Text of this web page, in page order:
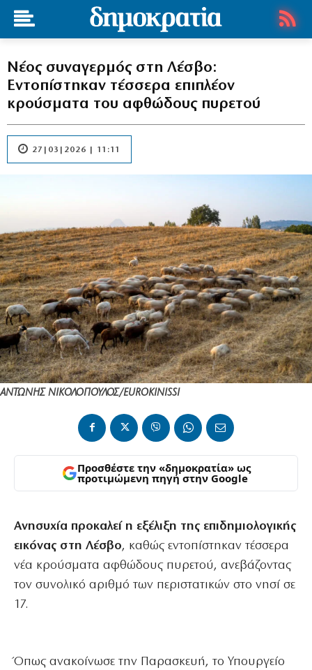
Νέος συναγερμός στη Λέσβο:
Εντοπίστηκαν τέσσερα επιπλέον
κρούσματα του αφθώδους πυρετού
27|03|2026 | 11:11
ΑΝΤΩΝΗΣ ΝΙΚΟΛΟΠΟΥΛΟΣ/EUROKINISSI
Προσθέστε την «δημοκρατία» ως
προτιμώμενη πηγή στην Google
Ανησυχία προκαλεί η εξέλιξη της επιδημιολογικής
εικόνας στη Λέσβο, καθώς εντοπίστηκαν τέσσερα
νέα κρούσματα αφθώδους πυρετού, ανεβάζοντας
τον συνολικό αριθμό των περιστατικών στο νησί σε
17.
Όπως ανακοίνωσε την Παρασκευή, το Υπουργείο